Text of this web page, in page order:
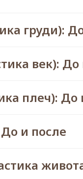
груди):
век): До
плеч): До
и после